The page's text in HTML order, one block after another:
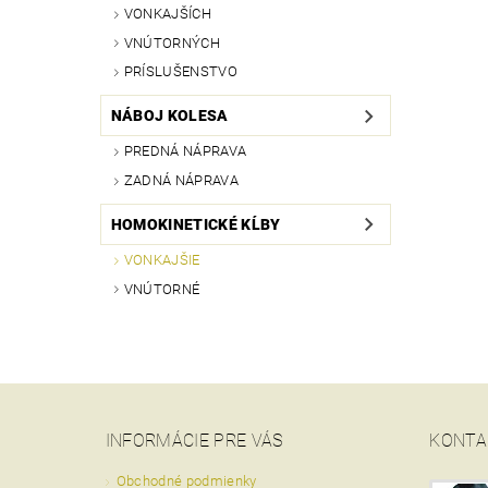
VONKAJŠÍCH
VNÚTORNÝCH
PRÍSLUŠENSTVO
NÁBOJ KOLESA
PREDNÁ NÁPRAVA
ZADNÁ NÁPRAVA
HOMOKINETICKÉ KĹBY
VONKAJŠIE
VNÚTORNÉ
INFORMÁCIE PRE VÁS
Obchodné podmienky